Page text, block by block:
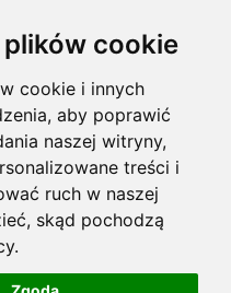
cookie
cookie i innych
aby poprawić
naszej witryny,
treści i
ruch w naszej
skąd pochodzą
obsługuje:
Nazwa miasta zaczęła
jako Warszewa, a od XV wieku
na Warszawa w XV wieku
dialektycznej.